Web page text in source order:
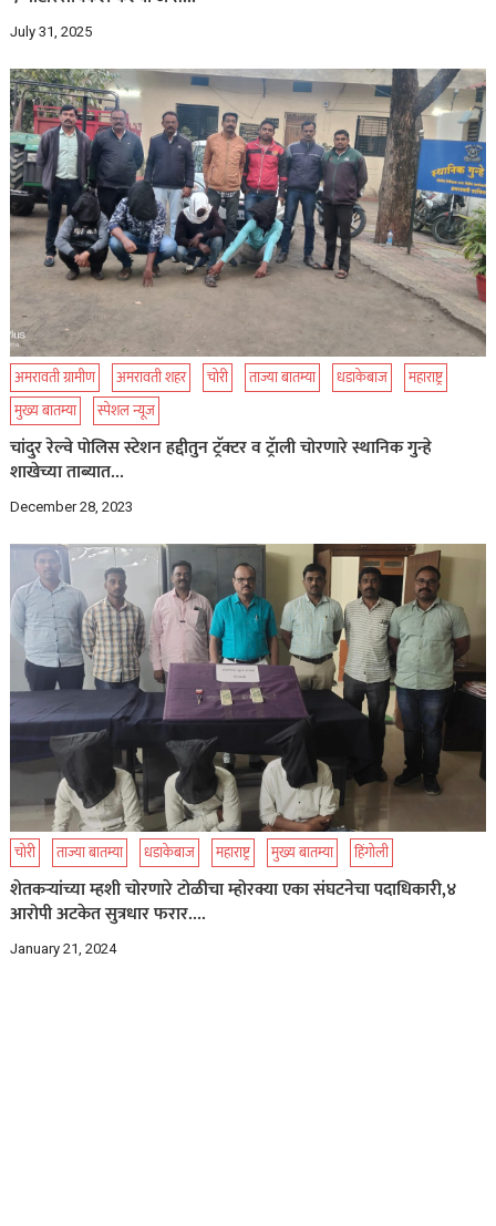
July 31, 2025
अमरावती ग्रामीण अमरावती शहर चोरी ताज्या बातम्या धडाकेबाज
महाराष्ट्र
मुख्य बातम्या
स्पेशल न्यूज
चांदुर रेल्वे पोलिस स्टेशन हद्दीतुन ट्रॅक्टर व ट्रॅाली चोरणारे स्थानिक गुन्हे
शाखेच्या ताब्यात…
December 28, 2023
चोरी ताज्या बातम्या धडाकेबाज महाराष्ट्र मुख्य बातम्या हिंगोली
शेतकऱ्यांच्या म्हशी चोरणारे टोळीचा म्होरक्या एका संघटनेचा पदाधिकारी,४
आरोपी अटकेत सुत्रधार फरार….
January 21, 2024